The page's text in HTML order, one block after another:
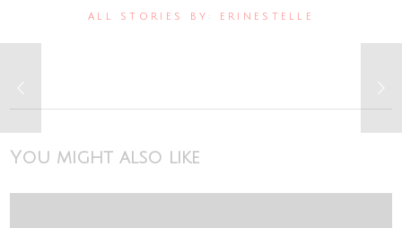
ALL STORIES BY: ERINESTELLE
You might also like